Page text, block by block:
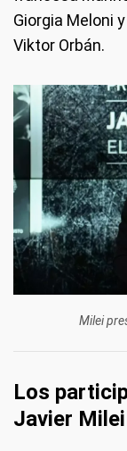
Giorgia Meloni
Viktor Orbán.
Milei
Los
Javier Milei